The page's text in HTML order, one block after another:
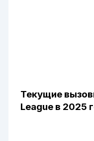
Текущие
League в 2025